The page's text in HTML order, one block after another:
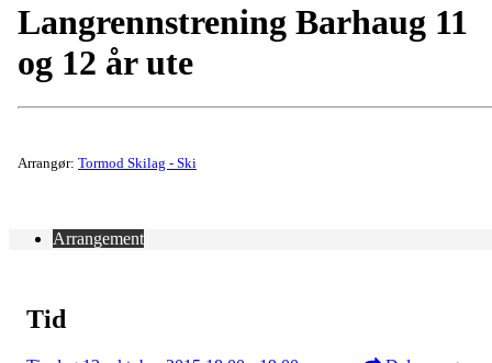
Langrennstrening Barhaug 11
og 12 år ute
Arrangør: Tormod Skilag - Ski
Arrangement
Tid